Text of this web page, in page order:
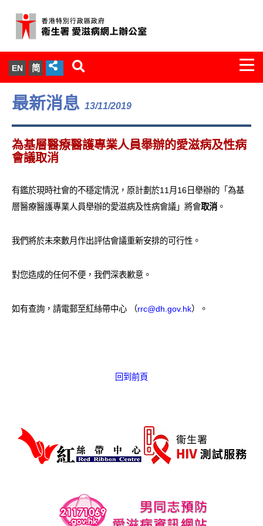
EN 简
關於我們
服務範圍
文件櫃
統計數字
愛滋病病毒感染與醫護人員專家組
愛滋病呈報表格
其他
最新消息 13/11/2019
為基層醫療醫護專業人員舉辦的愛滋病及性病
會議取消
有鑑於現時社會的不穩定情況，原計劃於11月16日舉辦的「為基
層醫療醫護專業人員舉辦的愛滋病及性病會議」將會取消 。
我們將於未來數月作出評估會議重新安排的可行性。
對您造成的任何不便，我們深表歉意。
如有查詢，請電郵至紅絲帶中心 （rrc@dh.gov.hk）。
回到前頁